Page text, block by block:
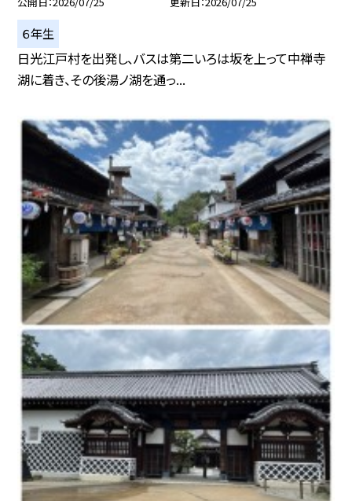
６年生
日光江戸村を出発し、バスは第二いろは坂を上って中禅寺
湖に着き、その後湯ノ湖を通っ...